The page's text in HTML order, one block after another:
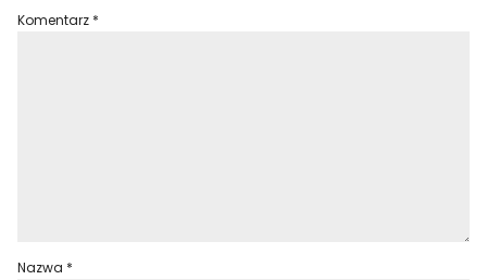
Komentarz *
Nazwa *